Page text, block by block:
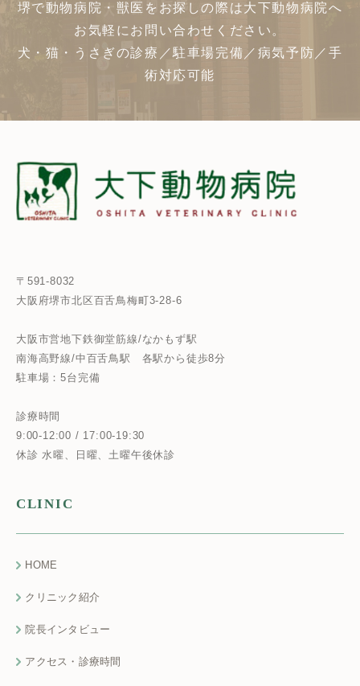
堺で動物病院・獣医をお探しの際は大下動物病院へ
お気軽にお問い合わせください。
犬・猫・うさぎの診療／駐車場完備／病気予防／手
術対応可能
〒591-8032
大阪府堺市北区百舌鳥梅町3-28-6
大阪市営地下鉄御堂筋線/なかもず駅
南海高野線/中百舌鳥駅 各駅から徒歩8分
駐車場：5台完備
診療時間
9:00-12:00 / 17:00-19:30
休診 水曜、日曜、土曜午後休診
CLINIC
HOME
クリニック紹介
院長インタビュー
アクセス・診療時間